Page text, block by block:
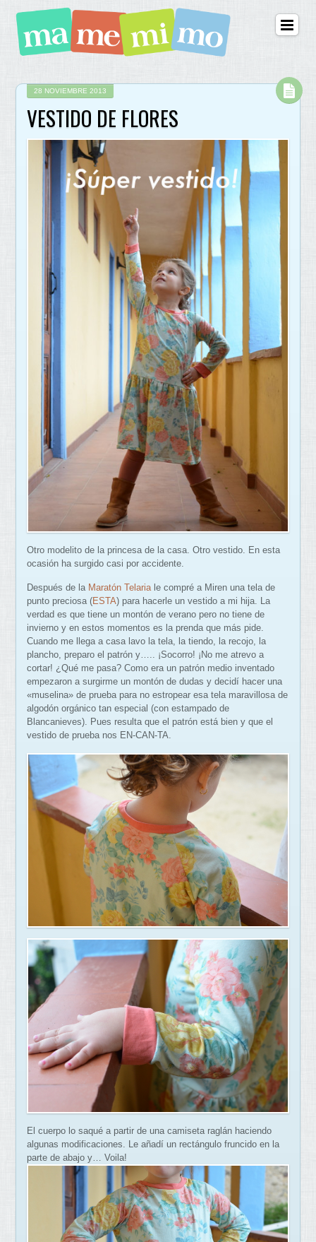
28 NOVIEMBRE 2013
VESTIDO DE FLORES
Otro modelito de la princesa de la casa. Otro vestido. En esta
ocasión ha surgido casi por accidente.
Después de la Maratón Telariale compré a Miren una tela de
punto preciosa (ESTA) para hacerle un vestido a mi hija. La
verdad es que tiene un montón de verano pero no tiene de
invierno y en estos momentos es la prenda que más pide.
Cuando me llega a casa lavo la tela, la tiendo, la recojo, la
plancho, preparo el patrón y….. ¡Socorro! ¡No me atrevo a
cortar! ¿Qué me pasa? Como era un patrón medio inventado
empezaron a surgirme un montón de dudas y decidí hacer una
«muselina» de prueba para no estropear esa tela maravillosa de
algodón orgánico tan especial (con estampado de
Blancanieves). Pues resulta que el patrón está bien y que el
vestido de prueba nos EN-CAN-TA.
El cuerpo lo saqué a partir de una camiseta raglán haciendo
algunas modificaciones. Le añadí un rectángulo fruncido en la
parte de abajo y… Voila!